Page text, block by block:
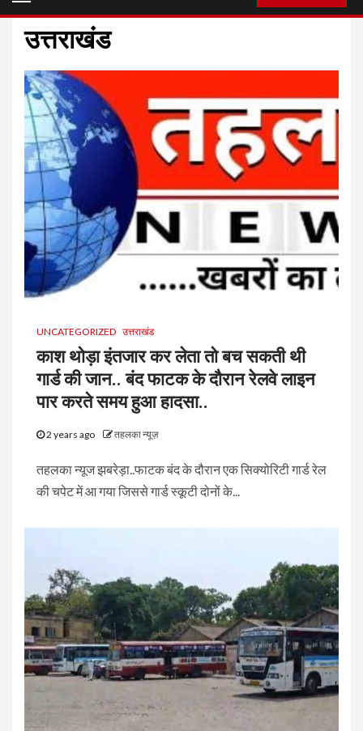
उत्तराखंड
UNCATEGORIZED उत्तराखंड
काश थोड़ा इंतजार कर लेता तो बच सकती थी
गार्ड की जान.. बंद फाटक के दौरान रेलवे लाइन
पार करते समय हुआ हादसा..
2 years ago तहलका न्यूज़
तहलका न्यूज झबरेड़ा..फाटक बंद के दौरान एक सिक्योरिटी गार्ड रेल
की चपेट में आ गया जिससे गार्ड स्कूटी दोनों के...